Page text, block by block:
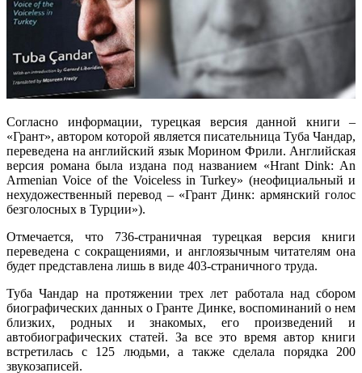
Согласно информации, турецкая версия данной книги –
«Грант», автором которой является писательница Туба Чандар,
переведена на английский язык Морином Фрили. Английская
версия романа была издана под названием «Hrant Dink: An
Armenian Voice of the Voiceless in Turkey» (неофициальный и
нехудожественный перевод – «Грант Динк: армянский голос
безголосных в Турции»).
Отмечается, что 736-страничная турецкая версия книги
переведена с сокращениями, и англоязычным читателям она
будет представлена лишь в виде 403-страничного труда.
Туба Чандар на протяжении трех лет работала над сбором
биографических данных о Гранте Динке, воспоминаний о нем
близких, родных и знакомых, его произведений и
автобиографических статей. За все это время автор книги
встретилась с 125 людьми, а также сделала порядка 200
звукозаписей.